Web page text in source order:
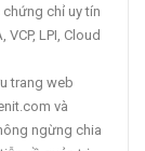
chỉ uy tín
VCP, LPI, Cloud
trang web
và
ngừng chia